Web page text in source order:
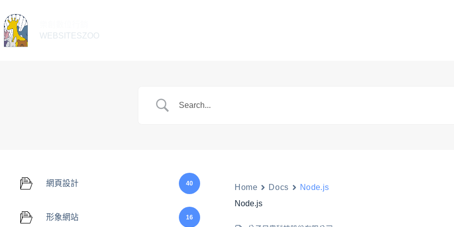
WEBSITESZOO
網頁設計 40
形象網站 16
Home Docs
Node.js
Node.js